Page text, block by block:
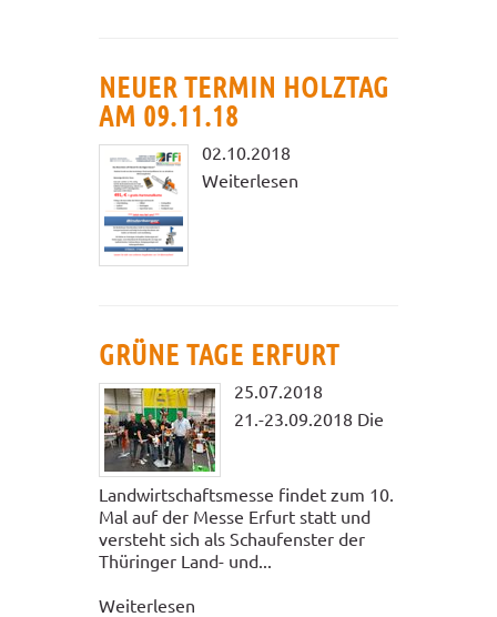
NEUER TERMIN HOLZTAG
AM 09.11.18
02.10.2018
Weiterlesen
GRÜNE TAGE ERFURT
25.07.2018
21.-23.09.2018 Die
Landwirtschaftsmesse findet zum 10.
Mal auf der Messe Erfurt statt und
versteht sich als Schaufenster der
Thüringer Land- und...
Weiterlesen